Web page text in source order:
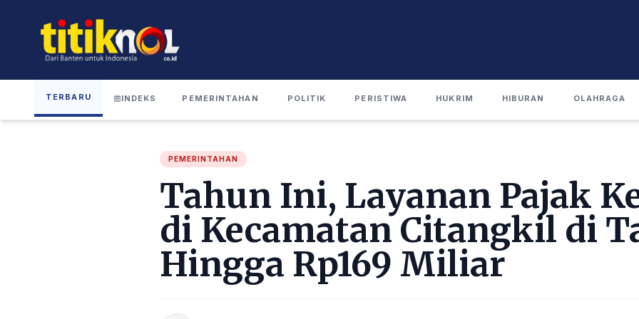
TERBARU INDEKS PEMERINTAHAN POLITIK PERISTIWA HUKRIM HIBURAN OLAHRAGA
PEMERINTAHAN
Tahun Ini, Layanan Pajak
di Kecamatan Citangkil di
Hingga Rp169 Miliar